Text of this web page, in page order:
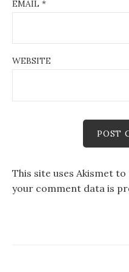
EMAIL *
WEBSITE
This site uses Akismet
your comment data is